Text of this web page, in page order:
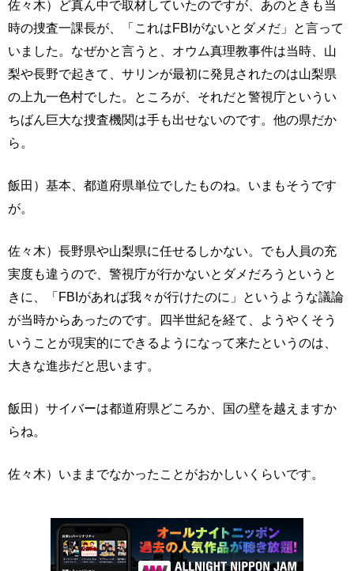
佐々木）ど真ん中で取材していたのですが、あのときも当
時の捜査一課長が、「これはFBIがないとダメだ」と言って
いました。なぜかと言うと、オウム真理教事件は当時、山
梨や長野で起きて、サリンが最初に発見されたのは山梨県
の上九一色村でした。ところが、それだと警視庁というい
ちばん巨大な捜査機関は手も出せないのです。他の県だか
ら。
飯田）基本、都道府県単位でしたものね。いまもそうです
が。
佐々木）長野県や山梨県に任せるしかない。でも人員の充
実度も違うので、警視庁が行かないとダメだろうというと
きに、「FBIがあれば我々が行けたのに」というような議論
が当時からあったのです。四半世紀を経て、ようやくそう
いうことが現実的にできるようになって来たというのは、
大きな進歩だと思います。
飯田）サイバーは都道府県どころか、国の壁を越えますか
らね。
佐々木）いままでなかったことがおかしいくらいです。